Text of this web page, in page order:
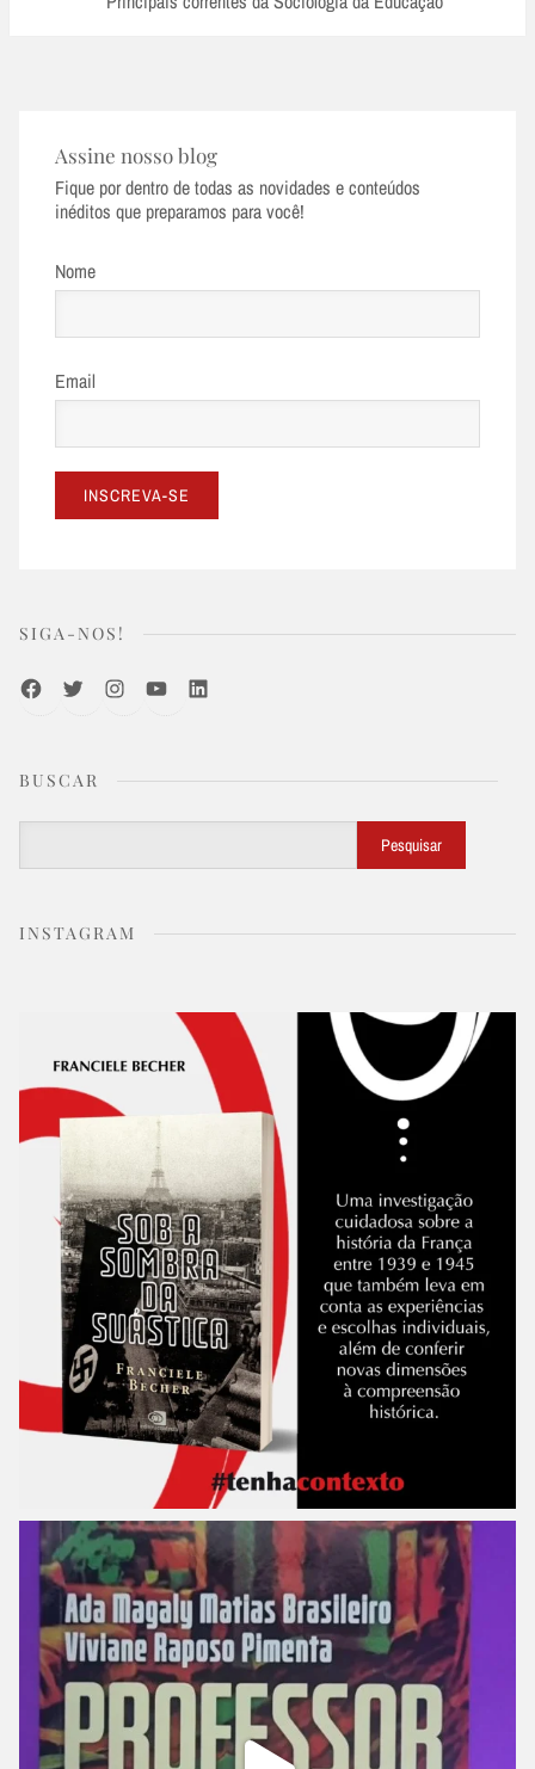
Assine nosso blog
Fique por dentro de todas as novidades e conteúdos
inéditos que preparamos para você!
Nome
Email
SIGA-NOS!
FacebookTwitterInstagramYoutubeLinkedIn
BUSCAR
Pesquisar
INSTAGRAM